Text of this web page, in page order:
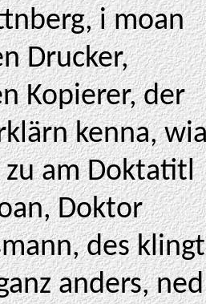
i moan
Drucker,
Kopierer, der
kenna,
am Doktatitl
Doktor
des klingt
anders, ned